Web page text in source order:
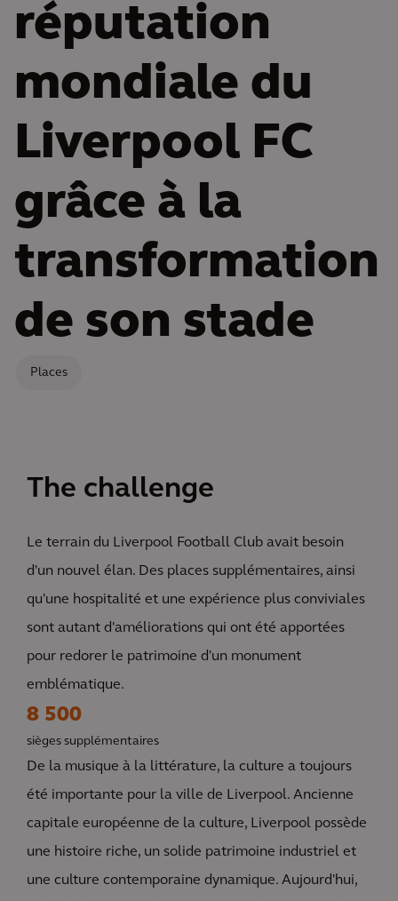
réputation
mondiale du
Liverpool FC
grâce à la
transformation
de son stade
Places
The challenge
Le terrain du Liverpool Football Club avait besoin
d'un nouvel élan. Des places supplémentaires, ainsi
qu'une hospitalité et une expérience plus conviviales
sont autant d'améliorations qui ont été apportées
pour redorer le patrimoine d'un monument
emblématique.
8 500
sièges supplémentaires
De la musique à la littérature, la culture a toujours
été importante pour la ville de Liverpool. Ancienne
capitale européenne de la culture, Liverpool possède
une histoire riche, un solide patrimoine industriel et
une culture contemporaine dynamique. Aujourd'hui,